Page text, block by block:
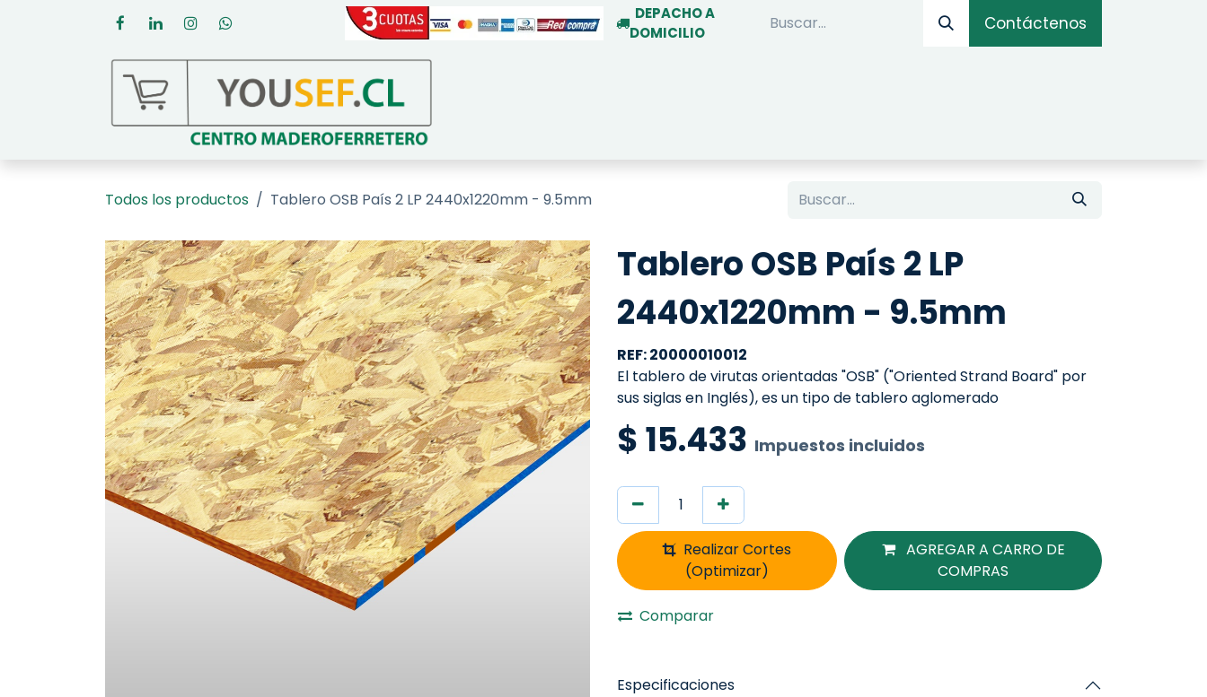
DEPACHO A
DOMICILIO
Contáctenos
Todos los productos Tablero OSB País 2 LP 2440x1220mm - 9.5mm
Tablero OSB País 2 LP
2440x1220mm - 9.5mm
REF: 20000010012
El tablero de virutas orientadas "OSB" ("Oriented Strand Board" por
sus siglas en Inglés), es un tipo de tablero aglomerado
$15.433 Impuestos incluidos
Realizar Cortes
(Optimizar)
AGREGAR A CARRO DE
COMPRAS
Comparar
Especificaciones